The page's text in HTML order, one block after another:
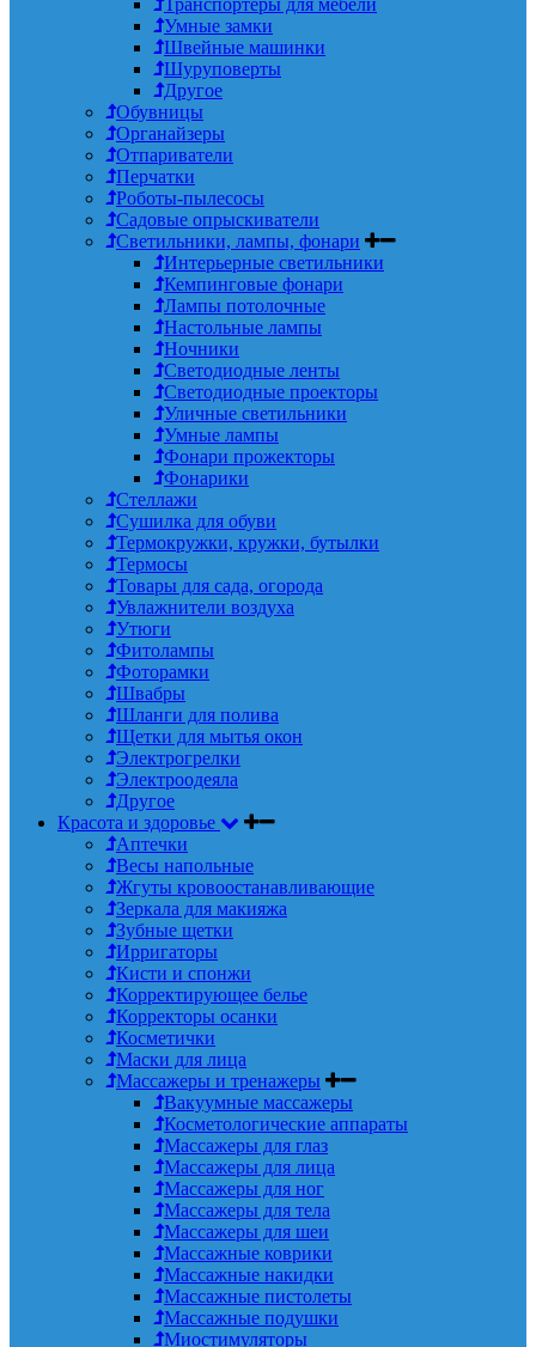
Умные замки
Швейные машинки
Шуруповерты
Другое
Обувницы
Органайзеры
Отпариватели
Перчатки
Роботы-пылесосы
Садовые опрыскиватели
Светильники, лампы, фонари
Интерьерные светильники
Кемпинговые фонари
Лампы потолочные
Настольные лампы
Ночники
Светодиодные ленты
Светодиодные проекторы
Уличные светильники
Умные лампы
Фонари прожекторы
Фонарики
Стеллажи
Сушилка для обуви
Термокружки, кружки, бутылки
Термосы
Товары для сада, огорода
Увлажнители воздуха
Утюги
Фитолампы
Фоторамки
Швабры
Шланги для полива
Щетки для мытья окон
Электрогрелки
Электроодеяла
Другое
Красота и здоровье
Аптечки
Весы напольные
Жгуты кровоостанавливающие
Зеркала для макияжа
Зубные щетки
Ирригаторы
Кисти и спонжи
Корректирующее белье
Корректоры осанки
Косметички
Маски для лица
Массажеры и тренажеры
Вакуумные массажеры
Косметологические аппараты
Массажеры для глаз
Массажеры для лица
Массажеры для ног
Массажеры для тела
Массажеры для шеи
Массажные коврики
Массажные накидки
Массажные пистолеты
Массажные подушки
Миостимуляторы